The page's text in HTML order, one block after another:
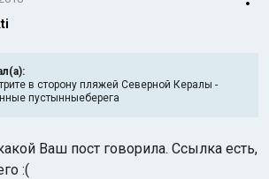
в сторону пляжей Северной Кералы -
пустынныеберега
Ваш пост говорила. Ссылка есть,
:(